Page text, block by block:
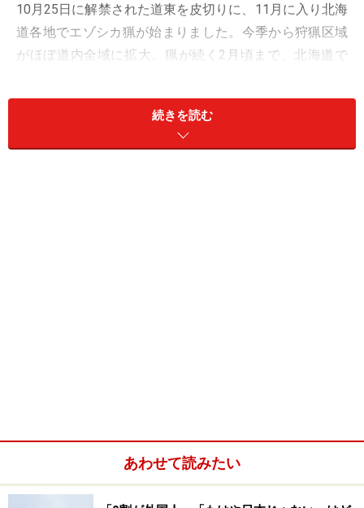
10月25日に解禁された道東を皮切りに、11月に入り北海
道各地でエゾシカ猟が始まりました。今季から狩猟区域
がほぼ道内全域に拡大。猟が続く2月頃まで、北海道で
登場します。
す。
獣臭い、肉が硬いなど悪いイメージを持っている人もい
続きを読む
あわせて読みたい